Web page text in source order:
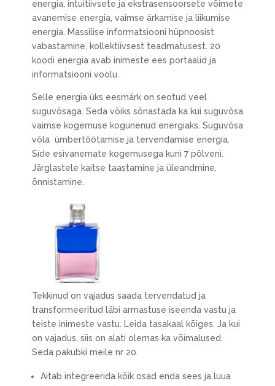
energia, intuitiivsete ja ekstrasensoorsete võimete
avanemise energia, vaimse ärkamise ja liikumise
energia. Massilise informatsiooni hüpnoosist
vabastamine, kollektiivsest teadmatusest. 20
koodi energia avab inimeste ees portaalid ja
informatsiooni voolu.
Selle energia üks eesmärk on seotud veel
suguvõsaga. Seda võiks sõnastada ka kui suguvõsa
vaimse kogemuse kogunenud energiaks. Suguvõsa
võla ümbertöötamise ja tervendamise energia.
Side esivanemate kogemusega kuni 7 põlveni.
Järglastele kaitse taastamine ja üleandmine,
õnnistamine.
Tekkinud on vajadus saada tervendatud ja
transformeeritud läbi armastuse iseenda vastu ja
teiste inimeste vastu. Leida tasakaal kõiges. Ja kui
on vajadus, siis on alati olemas ka võimalused.
Seda pakubki meile nr 20.
Aitab integreerida kõik osad enda sees ja luua